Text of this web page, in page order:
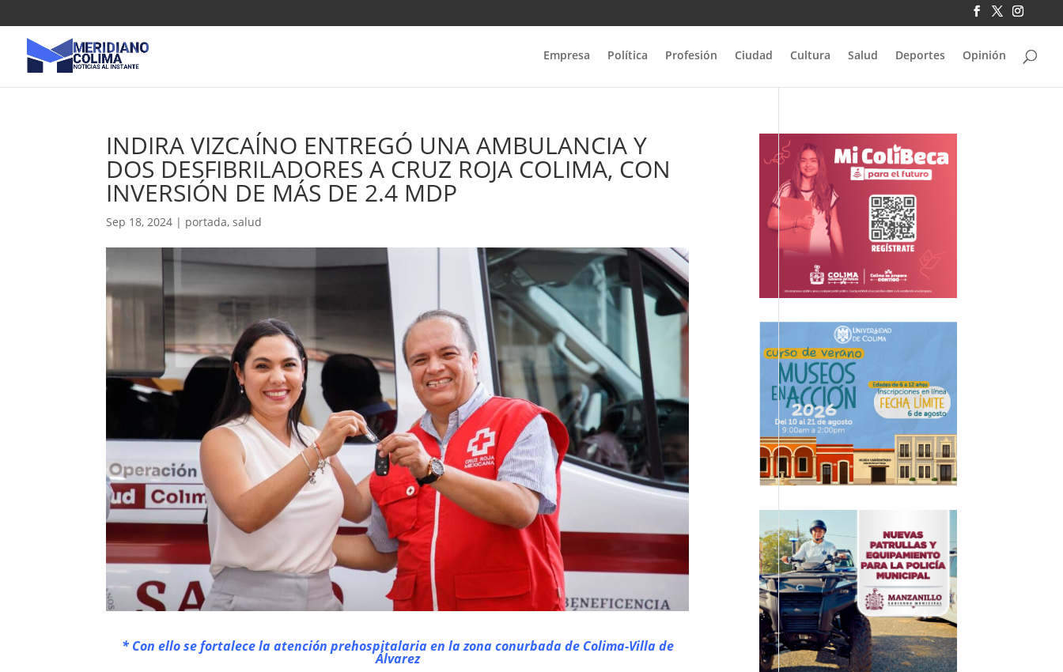
Empresa Política Profesión Ciudad Cultura Salud Deportes Opinión
INDIRA VIZCAÍNO ENTREGÓ UNA AMBULANCIA Y
DOS DESFIBRILADORES A CRUZ ROJA COLIMA, CON
INVERSIÓN DE MÁS DE 2.4 MDP
Sep 18, 2024 | portada,salud
* Con ello se fortalece la atención prehospitalaria en la zona conurbada de Colima-Villa de
Álvarez